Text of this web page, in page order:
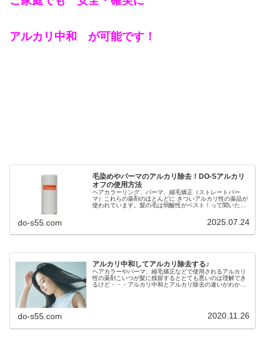
アルカリ中和 が可能です！
毛染めやパーマのアルカリ除去！DO-Sアルカリ
オフの使用方法
ヘアカラーリング、パーマ、縮毛矯正（ストレートパー
マ）これらの薬剤のほとんどに きついアルカリ性の薬品が
使われています。髪の毛は弱酸性がベスト！って聞いたこ
do-s55.com 2025.07.24
アルカリ中和してアルカリ除去する♪
ヘアカラーやパーマ、縮毛矯正などで使用されるアルカリ
性の薬剤こいつが髪に残留するととても悪いのは理解でき
るけど・・・アルカリ中和とアルカリ除去の違いがわかり
do-s55.com 2020.11.26